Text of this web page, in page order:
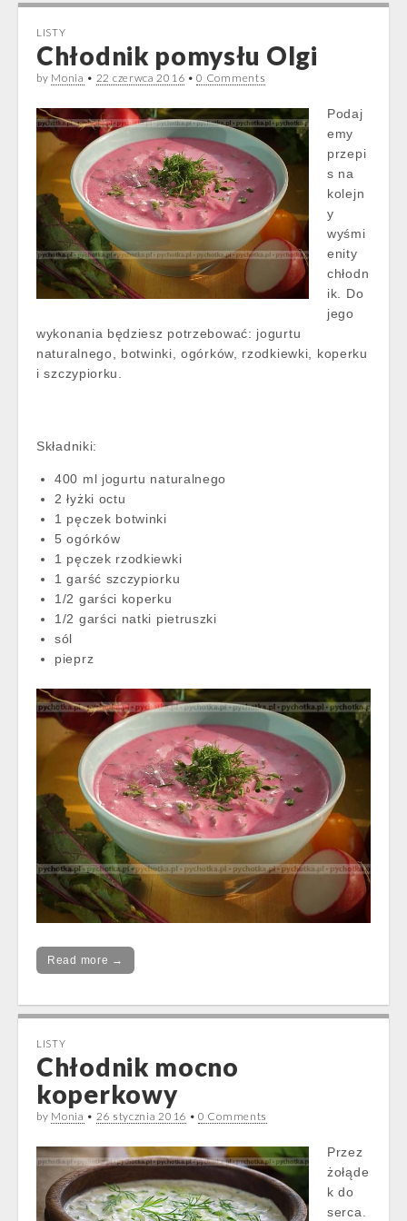
LISTY
Chłodnik pomysłu Olgi
by Monia • 22 czerwca 2016 •0 Comments
Podaj
emy
przepi
s na
kolejn
y
wyśmi
enity
chłodn
ik. Do
jego
wykonania będziesz potrzebować: jogurtu
naturalnego, botwinki, ogórków, rzodkiewki, koperku
i szczypiorku.
Składniki:
400 ml jogurtu naturalnego
2 łyżki octu
1 pęczek botwinki
5 ogórków
1 pęczek rzodkiewki
1 garść szczypiorku
1/2 garści koperku
1/2 garści natki pietruszki
sól
pieprz
Read more →
LISTY
Chłodnik mocno
koperkowy
by Monia • 26 stycznia 2016 •0 Comments
Przez
żołąde
k do
serca.